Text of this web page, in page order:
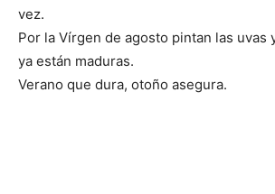
vez.
Por la Vírgen de agosto pintan las uvas
ya están maduras.
Verano que dura, otoño asegura.